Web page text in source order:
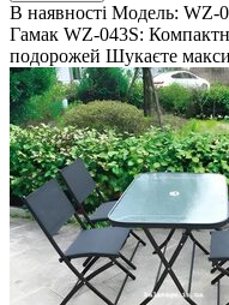
В наявності Модель: WZ-
Гамак WZ-043S:
подорожей Шукаєте